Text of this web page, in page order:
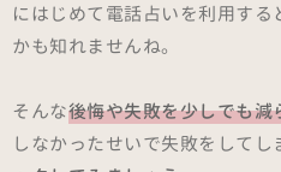
にはじめて電話占いを利用す
かも知れませんね。
そんな後悔や失敗を少しでも減
しなかったせいで失敗をしてし